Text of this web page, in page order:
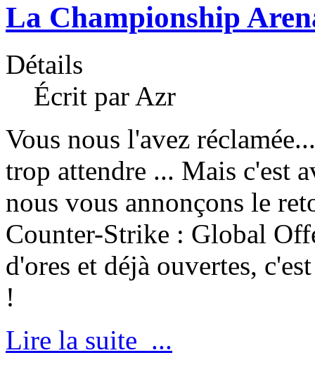
La Championship
Détails
Écrit par Azr
Vous nous l'avez
trop attendre ... Mais c'est
nous vous annonçons le
Counter-Strike : Global
d'ores et déjà ouvertes,
!
Lire la suite ...